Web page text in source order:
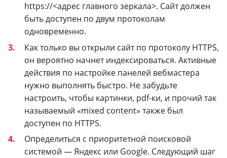
https://<адрес главного зеркала>. Сайт должен
быть доступен по двум протоколам
одновременно.
Как только вы открыли сайт по протоколу HTTPS,
он вероятно начнет индексироваться. Активные
действия по настройке панелей вебмастера
нужно выполнять быстро. Не забудьте
настроить, чтобы картинки, pdf-ки, и прочий так
называемый «mixed content» также был
доступен по HTTPS.
Определиться с приоритетной поисковой
системой — Яндекс или Google. Следующий шаг